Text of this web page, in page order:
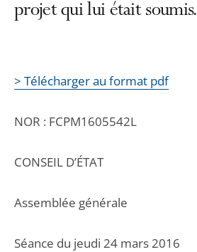
projet qui lui était soumis.
> Télécharger au format pdf
NOR : FCPM1605542L
CONSEIL D’ÉTAT
Assemblée générale
Séance du jeudi 24 mars 2016